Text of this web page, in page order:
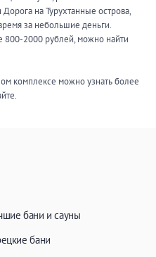
на Турухтанные острова,
за небольшие деньги.
800-2000 рублей, можно найти
комплексе можно узнать более
бани и сауны
бани